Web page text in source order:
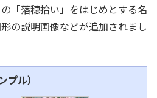
「落穂拾い」をはじめとする名
の説明画像などが追加されまし
ル）